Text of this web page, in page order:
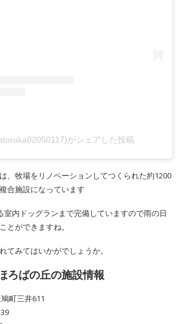
がシェアした投稿
、牧場をリノベーションしてつくられた約1200
合施設になっています
室内ドッグランまで完備していますので雨の日
とができますね。
てみてはいかがでしょうか。
ろばの丘の施設情報
町三井611